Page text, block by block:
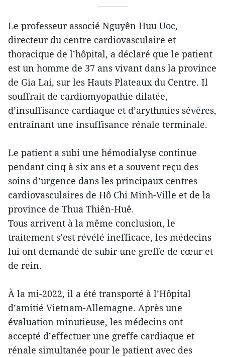
Le professeur associé Nguyên Huu Uoc,
directeur du centre cardiovasculaire et
thoracique de l’hôpital, a déclaré que le patient
est un homme de 37 ans vivant dans la province
de Gia Lai, sur les Hauts Plateaux du Centre. Il
souffrait de cardiomyopathie dilatée,
d’insuffisance cardiaque et d’arythmies sévères,
entraînant une insuffisance rénale terminale.
Le patient a subi une hémodialyse continue
pendant cinq à six ans et a souvent reçu des
soins d’urgence dans les principaux centres
cardiovasculaires de Hô Chi Minh-Ville et de la
province de Thua Thiên-Huê.
Tous arrivent à la même conclusion, le
traitement s’est révélé inefficace, les médecins
lui ont demandé de subir une greffe de cœur et
de rein.
À la mi-2022, il a été transporté à l’Hôpital
d’amitié Vietnam-Allemagne. Après une
évaluation minutieuse, les médecins ont
accepté d’effectuer une greffe cardiaque et
rénale simultanée pour le patient avec des